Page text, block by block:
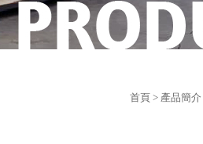
首頁 > 產品簡介